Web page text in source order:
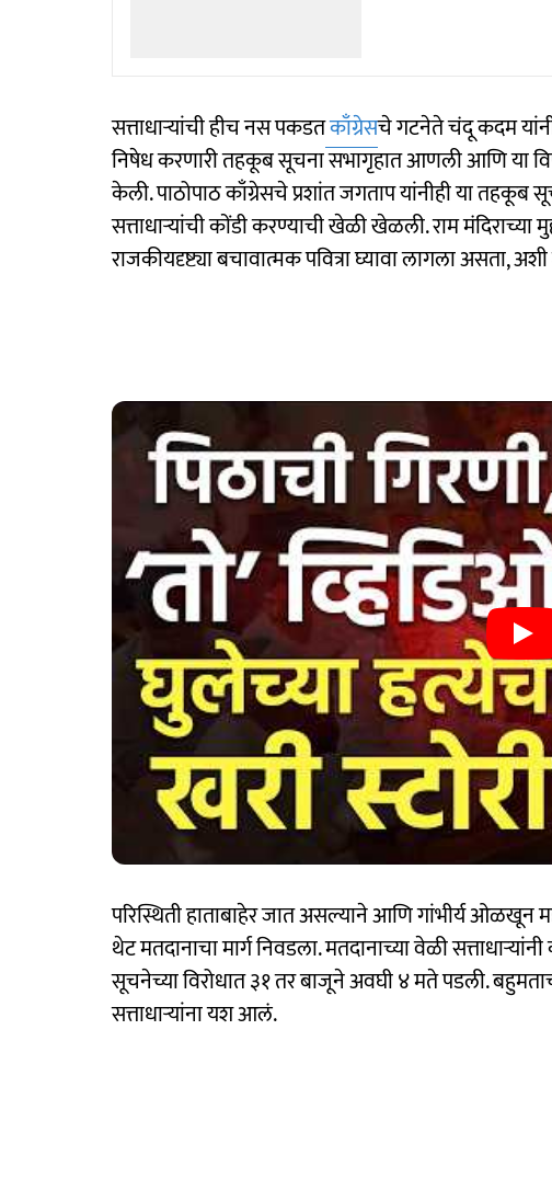
सत्ताधाऱ्यांची हीच नस पकडतकाँग्रेसचे गटनेते चंदू कदम यांनी
निषेध करणारी तहकूब सूचना सभागृहात आणली आणि या
केली. पाठोपाठ काँग्रेसचे प्रशांत जगताप यांनीही या तहकूब
सत्ताधाऱ्यांची कोंडी करण्याची खेळी खेळली. राम मंदिराच्या
राजकीयदृष्ट्या बचावात्मक पवित्रा घ्यावा लागला असता,
परिस्थिती हाताबाहेर जात असल्याने आणि गांभीर्य ओळखून
थेट मतदानाचा मार्ग निवडला. मतदानाच्या वेळी
सूचनेच्या विरोधात ३१ तर बाजूने अवघी ४ मते पडली.
सत्ताधाऱ्यांना यश आलं.